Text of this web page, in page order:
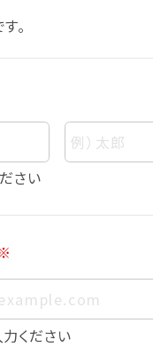
、お客様個人に関する
構成する氏名、住所、
情報のみでは識別でき
容易に照合すること
識別できるものも個人
。
さい
ください